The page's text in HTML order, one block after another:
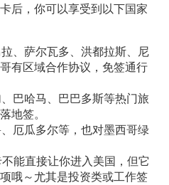
后，你可以享受到以下国家
、萨尔瓦多、洪都拉斯、尼
有区域合作协议，免签通行
巴哈马、巴巴多斯等热门旅
地签。
厄瓜多尔等，也对墨西哥绿
能直接让你进入美国，但它
哦～尤其是投资类或工作签